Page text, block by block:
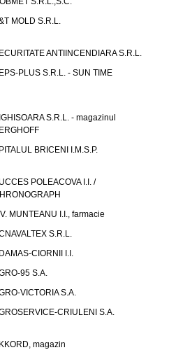
MOLD S.R.L.
ANTIINCENDIARA S.R.L.
PLUS S.R.L. - SUN TIME
S.R.L. - magazinul
BRICENI I.M.S.P.
POLEACOVA I.I. /
MUNTEANU I.I., farmacie
S.R.L.
CIORNII I.I.
95 S.A.
VICTORIA S.A.
CRIULENI S.A.
magazin